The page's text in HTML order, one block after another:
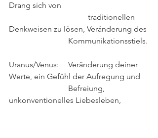
Drang sich von
Denkweisen zu lösen, Veränderung des
                             	Kommunikationsstiels.
Uranus/Venus:    	Veränderung deiner
Werte, ein Gefühl der Aufregung und
unkonventionelles Liebesleben,